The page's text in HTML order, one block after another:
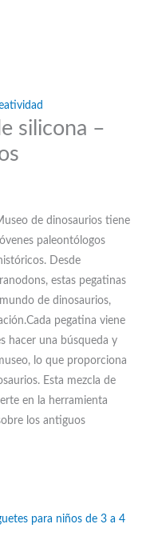
silicona –
de dinosaurios tiene
paleontólogos
Desde
estas pegatinas
de dinosaurios,
pegatina viene
hacer una búsqueda y
lo que proporciona
Esta mezcla de
en la herramienta
los antiguos
para niños de 3 a 4